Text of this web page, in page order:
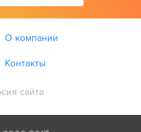
О компании
Контакты
сайта